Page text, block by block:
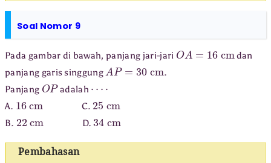
Soal Nomor 9
Pada gambar di bawah, panjang jari-jari O A= 16 cm
dan
panjang garis singgung AP= 30cm
.
Panjang OPadalah
A. 16 C. 25
B. 22 D.34
Pembahasan